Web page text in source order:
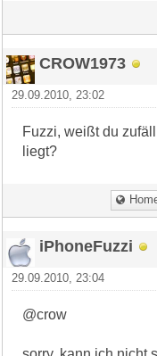
CROW1973
29.09.2010, 23:02
Fuzzi, weißt du
liegt?
iPhoneFuzzi
29.09.2010, 23:04
@crow